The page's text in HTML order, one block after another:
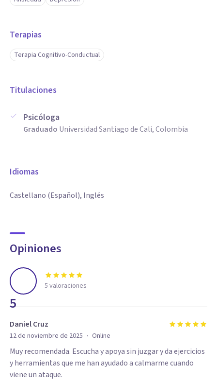
efectivamente con individuos de diferentes edades y
de pensamiento y comportamiento negativos que
contribuyen a la ansiedad y depresión.
Terapias
Terapia Cognitivo-Conductual
Titulaciones
Psicóloga
Graduado Universidad Santiago de Cali, Colombia
Idiomas
Castellano (Español), Inglés
Opiniones
5
5 valoraciones
Daniel Cruz
12 de noviembre de 2025 · Online
Muy recomendada. Escucha y apoya sin juzgar y da ejercicios
y herramientas que me han ayudado a calmarme cuando
viene un ataque.